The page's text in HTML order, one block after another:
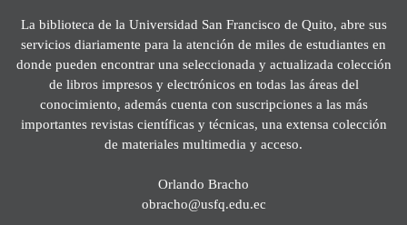
La biblioteca de la Universidad San Francisco de Quito, abre sus
servicios diariamente para la atención de miles de estudiantes en
donde pueden encontrar una seleccionada y actualizada colección
de libros impresos y electrónicos en todas las áreas del
conocimiento, además cuenta con suscripciones a las más
importantes revistas científicas y técnicas, una extensa colección
de materiales multimedia y acceso.
Orlando Bracho
obracho@usfq.edu.ec